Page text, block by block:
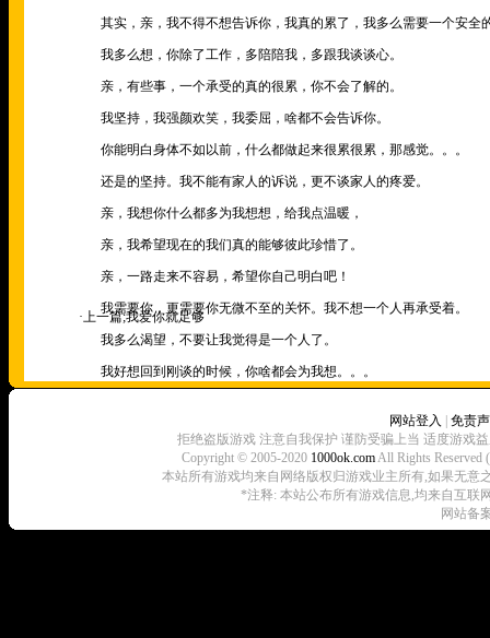
其实，亲，我不得不想告诉你，我真的累了，我多么需要一个安全
我多么想，你除了工作，多陪陪我，多跟我谈谈心。
亲，有些事，一个承受的真的很累，你不会了解的。
我坚持，我强颜欢笑，我委屈，啥都不会告诉你。
你能明白身体不如以前，什么都做起来很累很累，那感觉。。。
还是的坚持。我不能有家人的诉说，更不谈家人的疼爱。
亲，我想你什么都多为我想想，给我点温暖，
亲，我希望现在的我们真的能够彼此珍惜了。
亲，一路走来不容易，希望你自己明白吧！
我需要你，更需要你无微不至的关怀。我不想一个人再承受着。
我多么渴望，不要让我觉得是一个人了。
我好想回到刚谈的时候，你啥都会为我想。。。
·上一篇;我爱你就足够
网站登入
免责
拒绝盗版游戏 注意自我保护 谨防受骗上当 适度游戏
Copyright © 2005-2020 1000ok.comAll Rights
本站所有游戏均来自网络版权归游戏业主所有,如果无意
*注释: 本站公布所有游戏信息,均来自互联
网站备